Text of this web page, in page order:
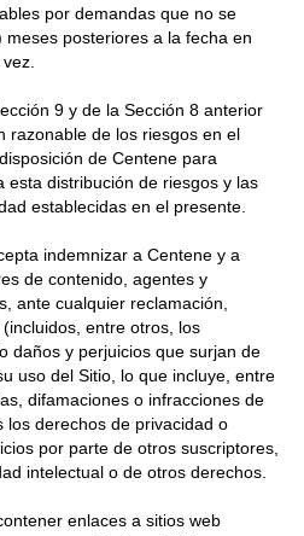
por demandas que no se
posteriores a la fecha en
9 y de la Sección 8 anterior
razonable de los riesgos en el
de Centene para
esta distribución de riesgos y las
establecidas en el presente.
indemnizar a Centene y a
de contenido, agentes y
ante cualquier reclamación,
entre otros, los
daños y perjuicios que surjan de
uso del Sitio, lo que incluye, entre
difamaciones o infracciones de
los derechos de privacidad o
por parte de otros suscriptores,
intelectual o de otros derechos.
enlaces a sitios web